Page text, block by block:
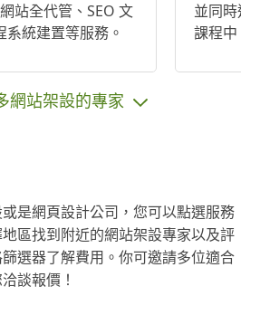
站全代管、SEO 文
統建置等服務。
並同時進
課程中，
於經驗相
網站架設的專家
是網頁設計公司，您可以點選服務
區找到附近的網站架設專家以及評
選器了解費用。你可邀請多位適合
談報價！